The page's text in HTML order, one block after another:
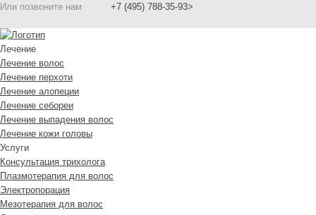
Или позвоните нам +7 (495) 788-35-93>
Лечение
Лечение волос
Лечение перхоти
Лечение алопеции
Лечение себореи
Лечение выпадения волос
Лечение кожи головы
Услуги
Консультация трихолога
Плазмотерапия для волос
Электропорация
Мезотерапия для волос